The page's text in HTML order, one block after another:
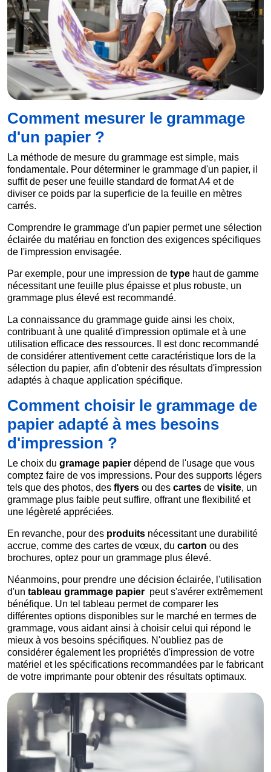
Comment mesurer le grammage
d'un papier ?
La méthode de mesure du grammage est simple, mais
fondamentale. Pour déterminer le grammage d'un papier, il
suffit de peser une feuille standard de format A4 et de
diviser ce poids par la superficie de la feuille en mètres
carrés.
Comprendre le grammage d'un papier permet une sélection
éclairée du matériau en fonction des exigences spécifiques
de l'impression envisagée.
Par exemple, pour une impression de type haut de gamme
nécessitant une feuille plus épaisse et plus robuste, un
grammage plus élevé est recommandé.
La connaissance du grammage guide ainsi les choix,
contribuant à une qualité d'impression optimale et à une
utilisation efficace des ressources. Il est donc recommandé
de considérer attentivement cette caractéristique lors de la
sélection du papier, afin d'obtenir des résultats d'impression
adaptés à chaque application spécifique.
Comment choisir le grammage de
papier adapté à mes besoins
d'impression ?
Le choix du gramage papier dépend de l'usage que vous
comptez faire de vos impressions. Pour des supports légers
tels que des photos, des flyers ou des cartes de visite, un
grammage plus faible peut suffire, offrant une flexibilité et
une légèreté appréciées.
En revanche, pour des produits nécessitant une durabilité
accrue, comme des cartes de vœux, du carton ou des
brochures, optez pour un grammage plus élevé.
Néanmoins, pour prendre une décision éclairée, l'utilisation
d'un tableau grammage papier peut s'avérer extrêmement
bénéfique. Un tel tableau permet de comparer les
différentes options disponibles sur le marché en termes de
grammage, vous aidant ainsi à choisir celui qui répond le
mieux à vos besoins spécifiques. N'oubliez pas de
considérer également les propriétés d'impression de votre
matériel et les spécifications recommandées par le fabricant
de votre imprimante pour obtenir des résultats optimaux.